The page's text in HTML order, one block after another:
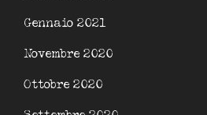
Gennaio 2021
Novembre 2020
Ottobre 2020